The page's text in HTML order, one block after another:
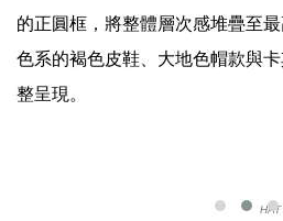
的正圓框，將整體層次感堆疊至
色系的褐色皮鞋、大地色帽款與
整呈現。